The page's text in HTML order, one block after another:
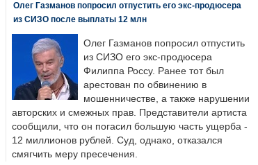
Олег Газманов попросил отпустить его экс-продюсера
из СИЗО после выплаты 12 млн
Олег Газманов попросил отпустить
из СИЗО его экс-продюсера
Филиппа Россу. Ранее тот был
арестован по обвинению в
мошенничестве, а также нарушении
авторских и смежных прав. Представители артиста
сообщили, что он погасил большую часть ущерба -
12 миллионов рублей. Суд, однако, отказался
смягчить меру пресечения.